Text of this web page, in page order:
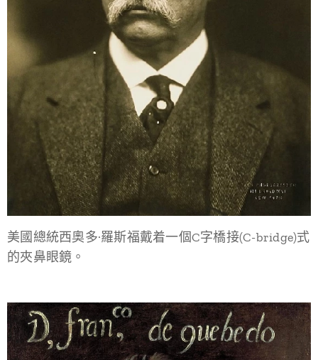
美國總統西奧多·羅斯福戴着一個C字橋接(C-bridge)式
的夾鼻眼鏡。